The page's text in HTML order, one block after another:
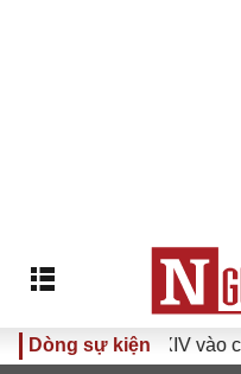
Dòng sự kiện
Đảng XIV vào cuộc